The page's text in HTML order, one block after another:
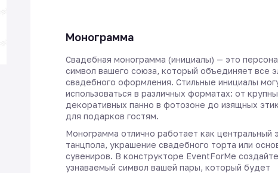
Монограмма
Свадебная монограмма (инициалы) — это
символ вашего союза, который объединяет все
свадебного оформления. Стильные инициалы
использоваться в различных форматах: от
декоративных панно в фотозоне до изящных
для подарков гостям.
Монограмма отлично работает как центральный
танцпола, украшение свадебного торта или
сувениров. В конструкторе EventForMe создайте
узнаваемый символ вашей пары, который будет